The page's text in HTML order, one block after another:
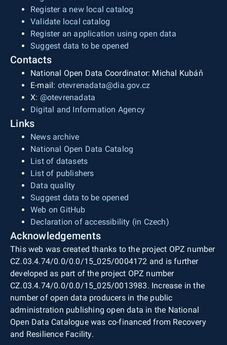
Register a new local catalog
Validate local catalog
Register an application using open data
Suggest data to be opened
Contacts
National Open Data Coordinator: Michal Kubáň
E-mail: otevrenadata@dia.gov.cz
X: @otevrenadata
Digital and Information Agency
Links
News archive
National Open Data Catalog
List of datasets
List of publishers
Data quality
Suggest data to be opened
Web on GitHub
Declaration of accessibility (in Czech)
Acknowledgements
This web was created thanks to the project OPZ number
CZ.03.4.74/0.0/0.0/15_025/0004172 and is further
developed as part of the project OPZ number
CZ.03.4.74/0.0/0.0/15_025/0013983. Increase in the
number of open data producers in the public
administration publishing open data in the National
Open Data Catalogue was co-financed from Recovery
and Resilience Facility.